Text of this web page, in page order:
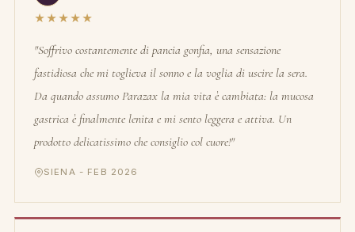
★★★★★
"Soffrivo costantemente di pancia gonfia, una sensazione
fastidiosa che mi toglieva il sonno e la voglia di uscire la sera.
Da quando assumo Parazax la mia vita è cambiata: la mucosa
gastrica è finalmente lenita e mi sento leggera e attiva. Un
prodotto delicatissimo che consiglio col cuore!"
SIENA - FEB 2026